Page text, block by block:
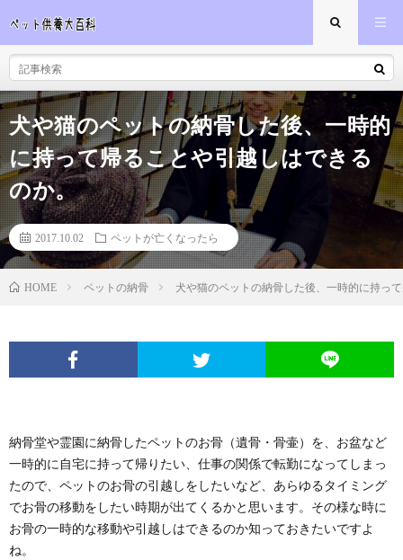
犬や猫のペットの納骨した後、一時的
に持って帰ることや引越しはできる
のか。
2017.10.02 ペットが亡くなったら
HOME ペットの納骨 犬や猫のペットの納骨した後、一時的に持っ
納骨堂や霊園に納骨したペットのお骨（遺骨・骨壷）を、お盆など
一時的に自宅に持って帰りたい、仕事の関係で転勤になってしまっ
たので、ペットのお骨の引越しをしたいなど、あらゆるタイミング
でお骨の移動をしたい時期が出てくるかと思います。その様な時に
お骨の一時的な移動や引越しはできるのか知っておきたいですよ
ね。